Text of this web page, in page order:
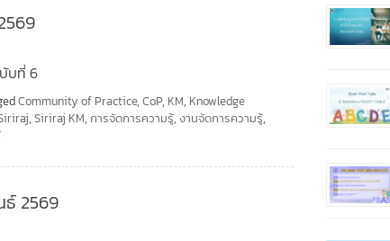
บที่ 6
Community of Practice, CoP, KM, Knowledge
, Siriraj KM, การจัดการความรู้, งานจัดการความรู้,
2569